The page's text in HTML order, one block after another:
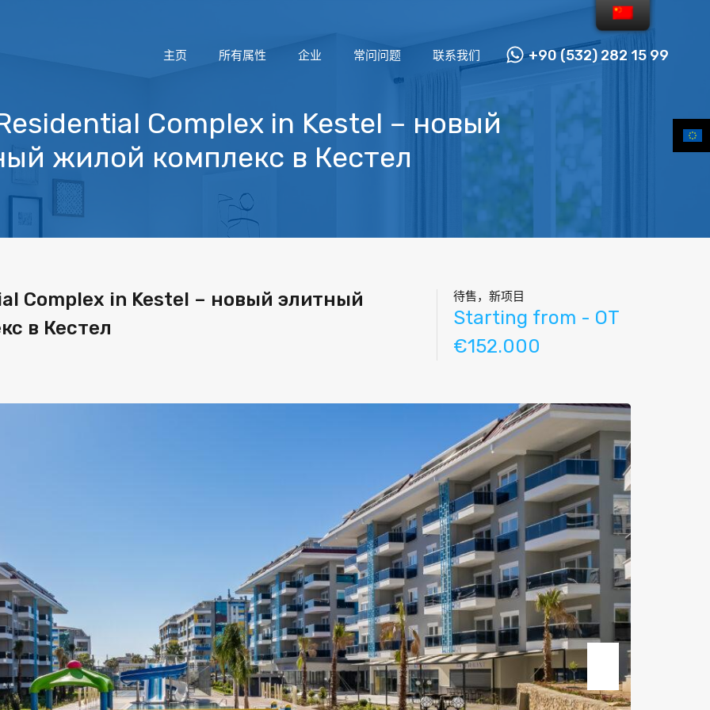
主页 所有属性 企业 常问问题 联系我们 +90 (532) 282 15 99
Complex in Kestel – новый
жилой комплекс в Кестел
Complex in Kestel – новый элитный
в Кестел
待售，新项目
Starting from - OT
€152.000